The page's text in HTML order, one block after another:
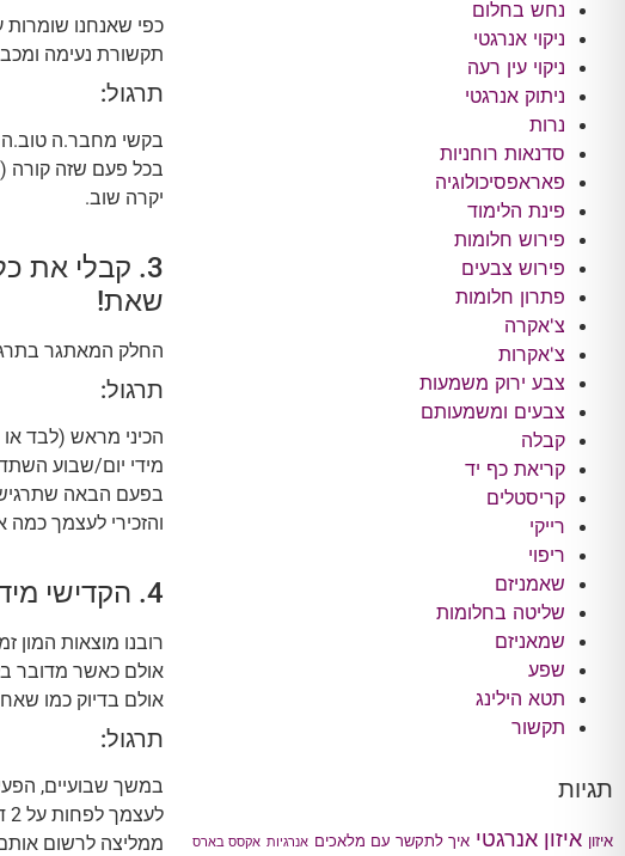
נחש בחלום
ניקוי אנרגטי
ניקוי עין רעה
ניתוק אנרגטי
נרות
סדנאות רוחניות
פאראפסיכולוגיה
פינת הלימוד
פירוש חלומות
פירוש צבעים
פתרון חלומות
צ'אקרה
צ'אקרות
צבע ירוק משמעות
צבעים ומשמעותם
קבלה
קריאת כף יד
קריסטלים
רייקי
ריפוי
שאמניזם
שליטה בחלומות
שמאניזם
שפע
תטא הילינג
תקשור
תגיות
איזון איזון אנרגטי איך לתקשר עם מלאכים אנרגיות אקסס בארס
כפי שאנחנו
תקשורת נעימה
תרגול:
בקשי מחבר.ה
בכל פעם שזה קורה
יקרה שוב.
3. קבלי את
שאת!
החלק המאתגר
תרגול:
הכיני מראש (לבד
מידי יום/שבוע
בפעם הבאה
והזכירי לעצמך
4. הקדישי מידי יום זמן ללהחמיא לעצמך.
רובנו מוצאות המון
אולם כאשר מדובר
אולם בדיוק כמו
תרגול:
לעצמך לפחות על 2 דברים טובים שעשית/חשבת/הצלחת להגשים היום.
ממליצה לרשום אותם